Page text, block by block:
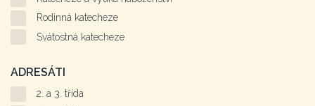
Rodinná katecheze
Svátostná katecheze
ADRESÁTI
2. a 3. třída